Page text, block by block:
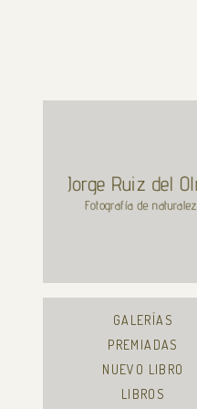
GALERÍAS
PREMIADAS
NUEVO LIBRO
LIBROS